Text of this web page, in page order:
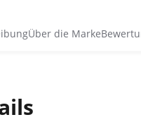
Über die Marke